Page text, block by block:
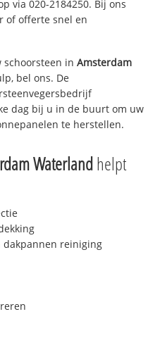
via 020-2184250. Bij ons
of offerte snel en
schoorsteen inAmsterdam
bel ons. De
dag bij u in de buurt om uw
te herstellen.
Waterlandhelpt
dakpannen reiniging